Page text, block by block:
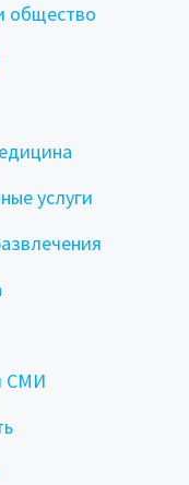
общество
услуги
СМИ